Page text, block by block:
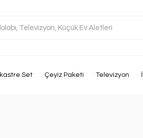
Set Çeyiz Paketi Televizyon